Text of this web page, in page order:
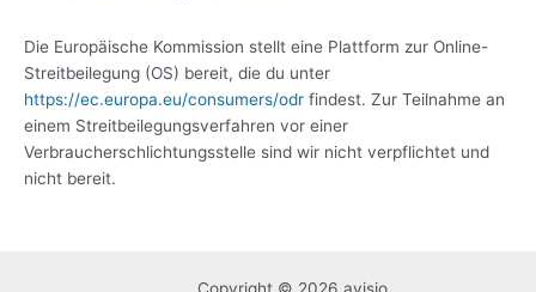
Die Europäische Kommission stellt eine Plattform zur Online-
Streitbeilegung (OS) bereit, die du unter
https://ec.europa.eu/consumers/odr findest. Zur Teilnahme an
einem Streitbeilegungsverfahren vor einer
Verbraucherschlichtungsstelle sind wir nicht verpflichtet und
nicht bereit.